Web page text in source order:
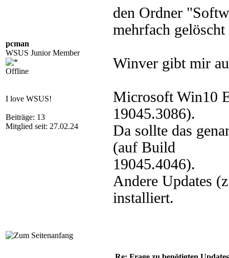
pcman
WSUS Junior Member
Offline
I love WSUS!
Beiträge: 13
Mitglied seit: 27.02.24
den Ordner
mehrfach
Winver gibt mir
Microsoft Win10
19045.3086).
Da sollte das
(auf Build
19045.4046).
Andere Updates
installiert.